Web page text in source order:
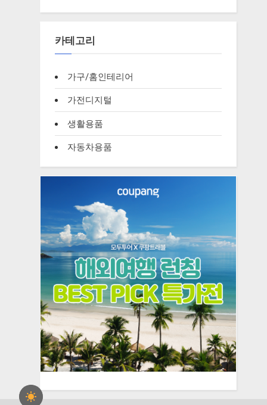
카테고리
가구/홈인테리어
가전디지털
생활용품
자동차용품